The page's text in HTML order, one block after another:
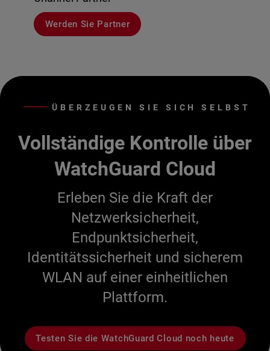
Werden Sie Partner
ÜBERZEUGEN SIE SICH SELBST
Vollständige Kontrolle über
WatchGuard Cloud
Erleben Sie die Kraft der
Netzwerksicherheit,
Endpunktsicherheit,
Identitätssicherheit und sicherem
WLAN auf einer einheitlichen
Plattform.
Testen Sie die WatchGuard Cloud noch heute